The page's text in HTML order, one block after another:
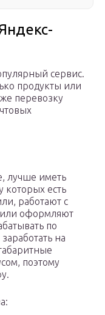
сервис.
продукты или
перевозку
лучше иметь
которых есть
работают с
оформляют
по
на
поэтому